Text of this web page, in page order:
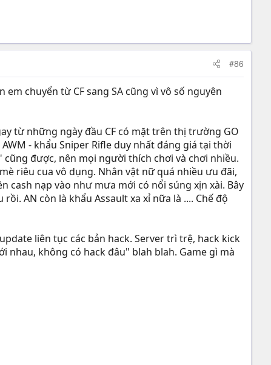
#86
chuyển từ CF sang SA cũng vì vô số nguyên
từ những ngày đầu CF có mặt trên thị trường GO
- khẩu Sniper Rifle duy nhất đáng giá tại thời
được, nên mọi người thích chơi và chơi nhiều.
riêu cua vô dụng. Nhân vật nữ quá nhiều ưu đãi,
cash nạp vào như mưa mới có nổi súng xịn xài. Bây
AN còn là khẩu Assault xa xỉ nữa là .... Chế độ
liên tục các bản hack. Server trì trệ, hack kick
nhau, không có hack đâu" blah blah. Game gì mà